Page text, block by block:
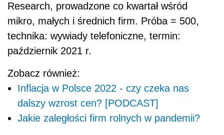
Research, prowadzone co kwartał wśród
mikro, małych i średnich firm. Próba = 500,
technika: wywiady telefoniczne, termin:
październik 2021 r.
Zobacz również:
Inflacja w Polsce 2022 - czy czeka nas
dalszy wzrost cen? [PODCAST]
Jakie zaległości firm rolnych w pandemii?